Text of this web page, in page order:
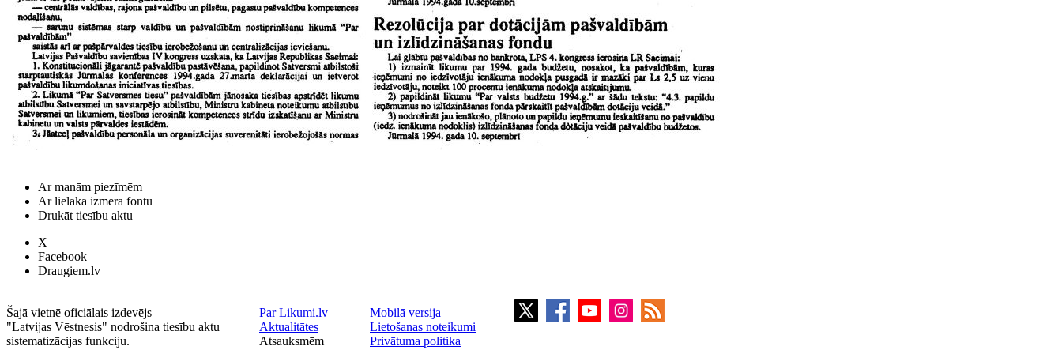
Ar manām piezīmēm
Ar lielāka izmēra fontu
Drukāt tiesību aktu
X
Facebook
Draugiem.lv
Šajā vietnē oficiālais izdevējs
"Latvijas Vēstnesis" nodrošina tiesību aktu
sistematizācijas funkciju.
Par Likumi.lv
Aktualitātes
Atsauksmēm
Mobilā versija
Lietošanas noteikumi
Privātuma politika